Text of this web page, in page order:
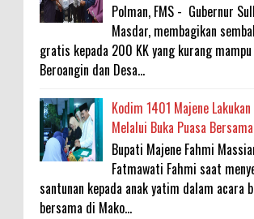
Polman, FMS - Gubernur
Masdar, membagikan
gratis kepada 200 KK yang kurang
Beroangin dan Desa...
Kodim 1401 Majene
Melalui Buka Puasa Bersama
Bupati Majene Fahmi
Fatmawati Fahmi saat
santunan kepada anak yatim dalam acara
bersama di Mako...